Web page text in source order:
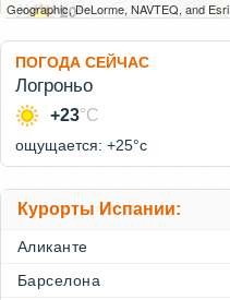
Geographic, DeLorme, NAVTEQ, and Esri
ПОГОДА СЕЙЧАС
Логроньо
+23°C
ощущается: +25°c
Курорты Испании:
Аликанте
Барселона